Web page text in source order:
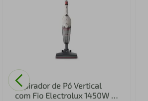
Aspirador de Pó Vertical
com Fio Electrolux 1450W 2